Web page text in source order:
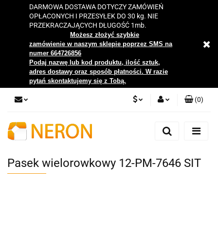
DARMOWA DOSTAWA DOTYCZY ZAMÓWIEŃ
OPŁACONYCH I PRZESYŁEK DO 30 kg. NIE
PRZEKRACZAJĄCYCH DŁUGOŚĆ 1mb.
Możesz złożyć szybkie
zamówienie w naszym sklepie poprzez SMS na
numer 664726856
Podaj nazwę lub kod produktu, ilość sztuk,
adres dostawy oraz sposób płatności. W razie
pytań skontaktujemy się z Tobą.
Zaloguj się
Zgody cookies
(0)
Pasek wielorowkowy 12-PM-7646 SIT